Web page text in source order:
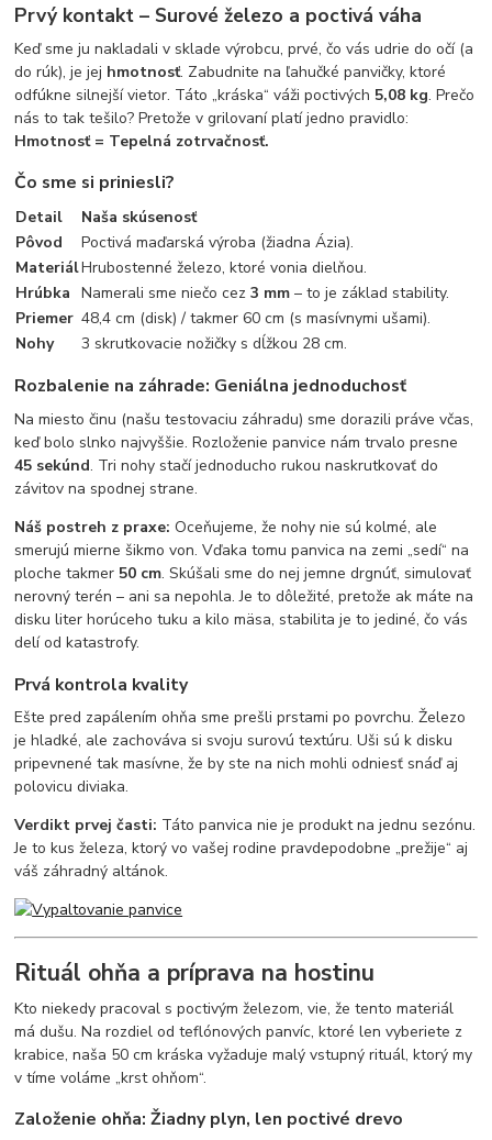
Prvý kontakt – Surové železo a poctivá váha
Keď sme ju nakladali v sklade výrobcu, prvé, čo vás udrie do očí (a
do rúk), je jej hmotnosť. Zabudnite na ľahučké panvičky, ktoré
odfúkne silnejší vietor. Táto „kráska“ váži poctivých 5,08 kg. Prečo
nás to tak tešilo? Pretože v grilovaní platí jedno pravidlo:
Hmotnosť = Tepelná zotrvačnosť.
Čo sme si priniesli?
Detail
Naša skúsenosť
Pôvod
Poctivá maďarská výroba (žiadna Ázia).
MateriálHrubostenné železo, ktoré vonia dielňou.
Hrúbka Namerali sme niečo cez3 mm – to je základ stability.
Priemer 48,4 cm (disk) / takmer 60 cm (s masívnymi ušami).
Nohy
3 skrutkovacie nožičky s dĺžkou 28 cm.
Rozbalenie na záhrade: Geniálna jednoduchosť
Na miesto činu (našu testovaciu záhradu) sme dorazili práve včas,
keď bolo slnko najvyššie. Rozloženie panvice nám trvalo presne
45 sekúnd. Tri nohy stačí jednoducho rukou naskrutkovať do
závitov na spodnej strane.
Náš postreh z praxe: Oceňujeme, že nohy nie sú kolmé, ale
smerujú mierne šikmo von. Vďaka tomu panvica na zemi „sedí“ na
ploche takmer 50 cm. Skúšali sme do nej jemne drgnúť, simulovať
nerovný terén – ani sa nepohla. Je to dôležité, pretože ak máte na
disku liter horúceho tuku a kilo mäsa, stabilita je to jediné, čo vás
delí od katastrofy.
Prvá kontrola kvality
Ešte pred zapálením ohňa sme prešli prstami po povrchu. Železo
je hladké, ale zachováva si svoju surovú textúru. Uši sú k disku
pripevnené tak masívne, že by ste na nich mohli odniesť snáď aj
polovicu diviaka.
Verdikt prvej časti: Táto panvica nie je produkt na jednu sezónu.
Je to kus železa, ktorý vo vašej rodine pravdepodobne „prežije“ aj
váš záhradný altánok.
Rituál ohňa a príprava na hostinu
Kto niekedy pracoval s poctivým železom, vie, že tento materiál
má dušu. Na rozdiel od teflónových panvíc, ktoré len vyberiete z
krabice, naša 50 cm kráska vyžaduje malý vstupný rituál, ktorý my
v tíme voláme „krst ohňom“.
Založenie ohňa: Žiadny plyn, len poctivé drevo